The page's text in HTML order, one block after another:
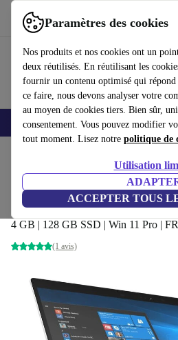
Paramètres des cookies
Nos produits et nos cookies ont un
deux réutilisés. En réutilisant les
fournir un contenu optimisé qui
ce faire, nous devons analyser votre
au moyen de cookies tiers. Bien sûr,
consentement. Vous pouvez modifier
tout moment. Lisez notre politique de
Utilisation
ACCEPTER TOUS
Utilisez refurbed rapidement et facilement
Smartphones Laptops Tablettes
HP EliteBook x360
8350U | 14"
4 GB | 128 GB SSD | Win 11 Pro | FR
(1 avis)